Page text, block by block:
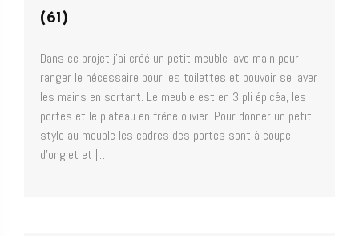
(61)
Dans ce projet j’ai créé un petit meuble lave main pour
ranger le nécessaire pour les toilettes et pouvoir se laver
les mains en sortant. Le meuble est en 3 pli épicéa, les
portes et le plateau en frêne olivier. Pour donner un petit
style au meuble les cadres des portes sont à coupe
d’onglet et […]